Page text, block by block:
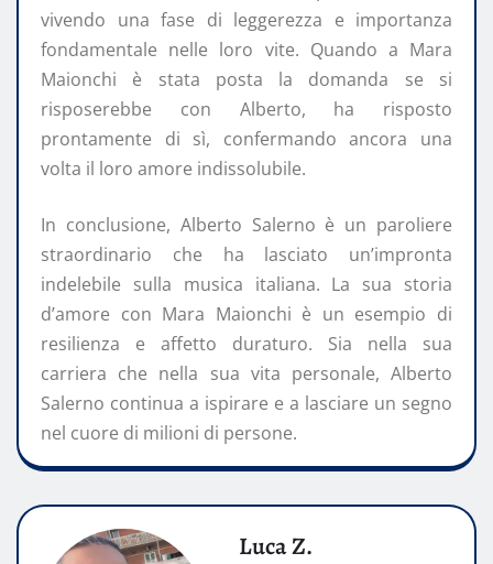
vivendo una fase di leggerezza e importanza
fondamentale nelle loro vite. Quando a Mara
Maionchi è stata posta la domanda se si
risposerebbe con Alberto, ha risposto
prontamente di sì, confermando ancora una
volta il loro amore indissolubile.
In conclusione, Alberto Salerno è un paroliere
straordinario che ha lasciato un’impronta
indelebile sulla musica italiana. La sua storia
d’amore con Mara Maionchi è un esempio di
resilienza e affetto duraturo. Sia nella sua
carriera che nella sua vita personale, Alberto
Salerno continua a ispirare e a lasciare un segno
nel cuore di milioni di persone.
Luca Z.